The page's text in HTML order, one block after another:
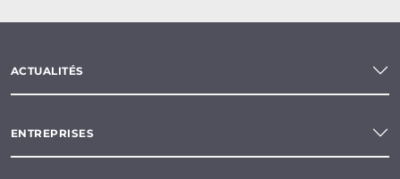
ACTUALITÉS
ENTREPRISES